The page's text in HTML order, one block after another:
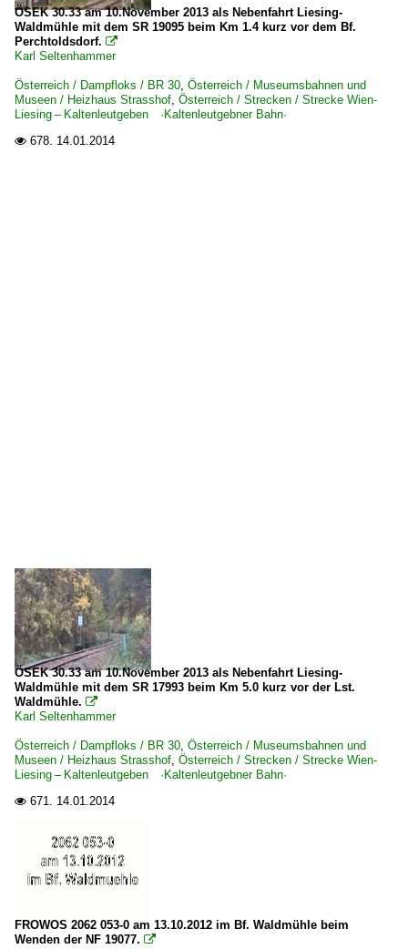
ÖSEK 30.33 am 10.November 2013 als Nebenfahrt Liesing-
Waldmühle mit dem SR 19095 beim Km 1.4 kurz vor dem Bf.
Perchtoldsdorf. 
Karl Seltenhammer
Österreich / Dampfloks / BR 30, Österreich / Museumsbahnen und
Museen / Heizhaus Strasshof, Österreich / Strecken / Strecke Wien-
Liesing – Kaltenleutgeben ·Kaltenleutgebner Bahn·
 678. 14.01.2014
ÖSEK 30.33 am 10.November 2013 als Nebenfahrt Liesing-
Waldmühle mit dem SR 17993 beim Km 5.0 kurz vor der Lst.
Waldmühle. 
Karl Seltenhammer
Österreich / Dampfloks / BR 30, Österreich / Museumsbahnen und
Museen / Heizhaus Strasshof, Österreich / Strecken / Strecke Wien-
Liesing – Kaltenleutgeben ·Kaltenleutgebner Bahn·
 671. 14.01.2014
FROWOS 2062 053-0 am 13.10.2012 im Bf. Waldmühle beim
Wenden der NF 19077. 